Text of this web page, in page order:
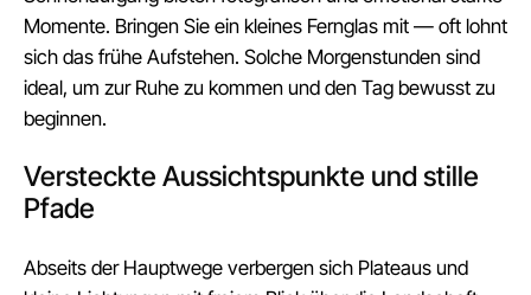
Momente. Bringen Sie ein kleines Fernglas mit — oft lohnt
sich das frühe Aufstehen. Solche Morgenstunden sind
ideal, um zur Ruhe zu kommen und den Tag bewusst zu
beginnen.
Versteckte Aussichtspunkte und stille
Pfade
Abseits der Hauptwege verbergen sich Plateaus und